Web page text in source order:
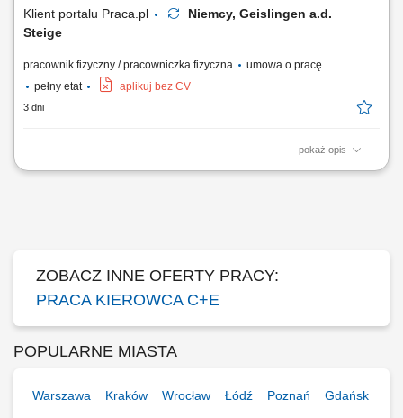
Klient portalu Praca.pl
Niemcy, Geislingen a.d.
Steige
pracownik fizyczny / pracowniczka fizyczna
umowa o pracę
pełny etat
aplikuj bez CV
3 dni
pokaż opis
Transport towarów oraz ładunków w ruchu dalekobieżnym;
ZOBACZ INNE OFERTY PRACY:
PRACA KIEROWCA C+E
POPULARNE MIASTA
Warszawa Kraków Wrocław Łódź Poznań Gdańsk